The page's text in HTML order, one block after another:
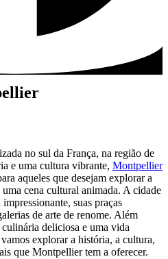
no sul da França, na região de
e uma cultura vibrante, Montpellier
aqueles que desejam explorar a
cena cultural animada. A cidade
suas praças
de arte de renome. Além
deliciosa e uma vida
explorar a história, a cultura,
que Montpellier tem a oferecer.